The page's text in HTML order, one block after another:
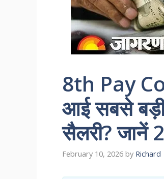
8th Pay
आई सबसे
सैलरी? जानें
February 10, 2026 by Richard